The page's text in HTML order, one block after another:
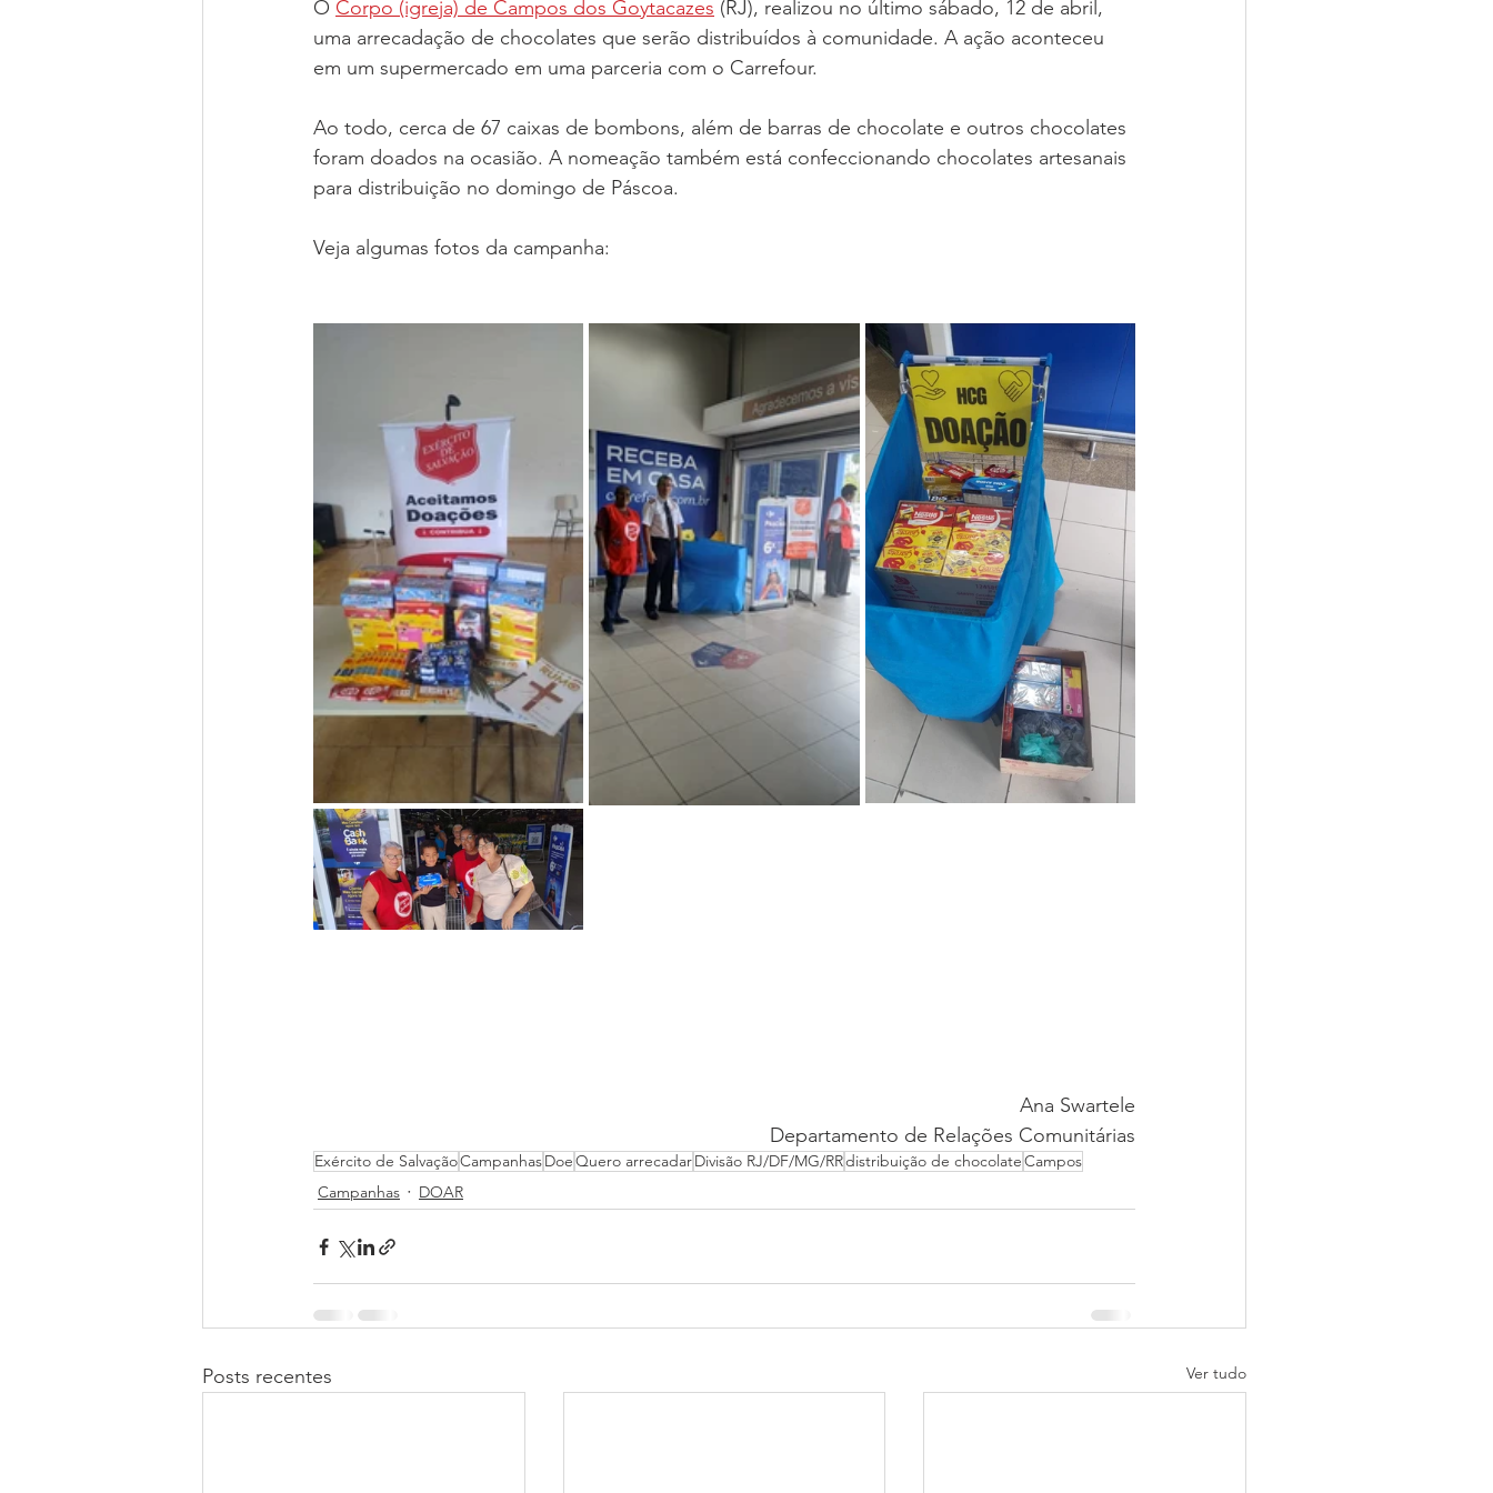
Líderes Nacionais 160 Anos Música Salvashopping Candidatos Nossas Igrejas
Colégio de Cadetes Grupos Musicais Programas Pessoal
O Corpo (igreja) de Campos dos Goytacazes (RJ), realizou no último sábado, 12 de abril,
uma arrecadação de chocolates que serão distribuídos à comunidade. A ação aconteceu
em um supermercado em uma parceria com o Carrefour.
Ao todo, cerca de 67 caixas de bombons, além de barras de chocolate e outros chocolates
foram doados na ocasião. A nomeação também está confeccionando chocolates artesanais
para distribuição no domingo de Páscoa.
Veja algumas fotos da campanha:
Ana Swartele
Departamento de Relações Comunitárias
Exército de SalvaçãoCampanhasDoeQuero arrecadarDivisão RJ/DF/MG/RRdistribuição de chocolateCampos
Campanhas
DOAR
Posts recentes Ver tudo